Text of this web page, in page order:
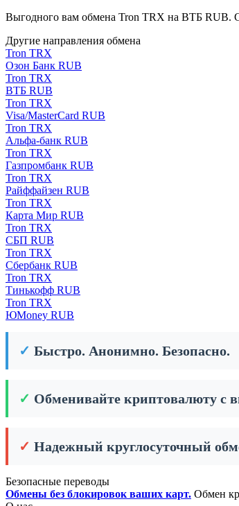
Выгодного вам обмена Tron TRX на ВТБ RUB.
Другие направления обмена
Tron TRX
Озон Банк RUB
Tron TRX
ВТБ RUB
Tron TRX
Visa/MasterCard RUB
Tron TRX
Альфа-банк RUB
Tron TRX
Газпромбанк RUB
Tron TRX
Райффайзен RUB
Tron TRX
Карта Мир RUB
Tron TRX
СБП RUB
Tron TRX
Сбербанк RUB
Tron TRX
Тинькофф RUB
Tron TRX
ЮMoney RUB
✓ Быстро. Анонимно. Безопасно.
✓ Обменивайте криптовалюту с
✓ Надежный круглосуточный
Безопасные переводы
Обмены без блокировок ваших карт. Обмен